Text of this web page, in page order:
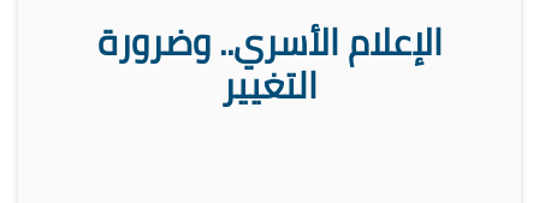
الإعلام الأسري.. وضرورة
التغيير